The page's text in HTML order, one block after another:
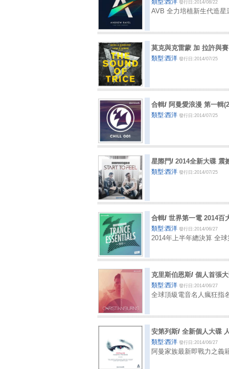
類型:西洋 發行日:2014/08/22
AVB 全力培植新生代造
莫克與克雷蒙 加 拉許與
類型:西洋 發行日:2014/07/25
合輯/ 阿曼愛浪漫 第一輯
類型:西洋 發行日:2014/07/25
星際門/2014全新大碟 震
類型:西洋 發行日:2014/07/25
合輯/世界第一電 2014百
類型:西洋 發行日:2014/06/27
2014年上半年總決算 全
克里斯伯恩斯/個人首張
類型:西洋 發行日:2014/06/27
全球頂級電音名人瘋狂指
安第列斯/全新個人大碟
類型:西洋 發行日:2014/06/27
阿曼家族最新即戰力之義